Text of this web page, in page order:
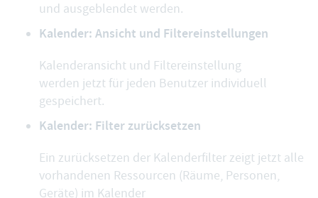
und ausgeblendet werden.
Kalender: Ansicht und Filtereinstellungen
Kalenderansicht und Filtereinstellung
werden jetzt für jeden Benutzer individuell
gespeichert.
Kalender: Filter zurücksetzen
Ein zurücksetzen der Kalenderfilter zeigt jetzt alle
vorhandenen Ressourcen (Räume, Personen,
Geräte) im Kalender